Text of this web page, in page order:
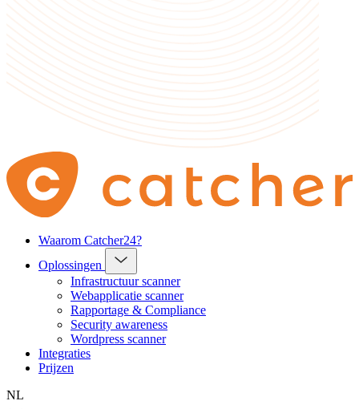
Waarom Catcher24?
Oplossingen
Infrastructuur scanner
Webapplicatie scanner
Rapportage & Compliance
Security awareness
Wordpress scanner
Integraties
Prijzen
NL